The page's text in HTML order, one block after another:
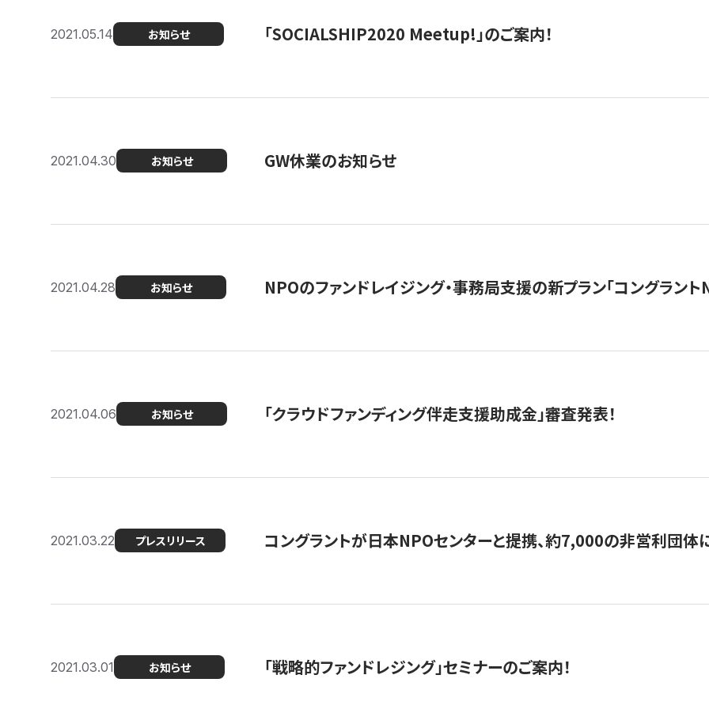
2021.05.14 お知らせ 「SOCIALSHIP2020 Meetup!」のご案内！
2021.04.30 お知らせ GW休業のお知らせ
2021.04.28 お知らせ NPOのファンドレイジング・事務局支援の新プラン「コングラント
2021.04.06 お知らせ 「クラウドファンディング伴走支援助成金」審査発表！
2021.03.22 プレスリリース コングラントが日本NPOセンターと提携、約7,000の非営利団体
2021.03.01 お知らせ 「戦略的ファンドレジング」セミナーのご案内！